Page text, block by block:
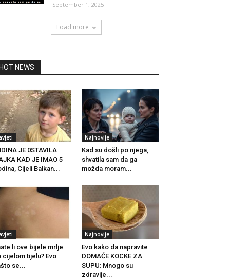
September 1, 2025
Load more
NEWS
JE 0STAVILA
KAD JE IMAO 5
Cijeli Balkan...
Najnovije
Kad su došli po njega,
shvatila sam da ga
možda moram...
li ove bijele mrlje
cijelom tijelu? Evo
se...
Najnovije
Evo kako da napravite
DOMAĆE KOCKE ZA
SUPU: Mnogo su
zdravije...